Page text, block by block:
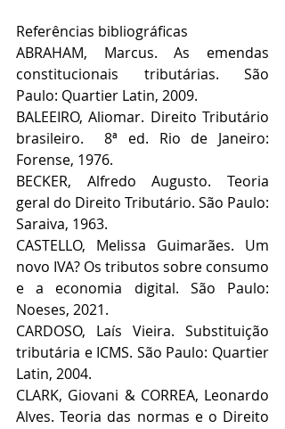
Referências bibliográficas
ABRAHAM, Marcus. As emendas
constitucionais tributárias. São
Paulo: Quartier Latin, 2009.
BALEEIRO, Aliomar. Direito Tributário
brasileiro.  8ª ed. Rio de Janeiro:
Forense, 1976.
BECKER, Alfredo Augusto. Teoria
geral do Direito Tributário. São Paulo:
Saraiva, 1963.
CASTELLO, Melissa Guimarães. Um
novo IVA? Os tributos sobre consumo
e a economia digital. São Paulo:
Noeses, 2021.
CARDOSO, Laís Vieira. Substituição
tributária e ICMS. São Paulo: Quartier
Latin, 2004.
CLARK, Giovani & CORREA, Leonardo
Alves. Teoria das normas e o Direito